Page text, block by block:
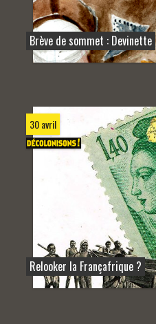
Brève de sommet : Devinette
30 avril
Relooker la Françafrique ?